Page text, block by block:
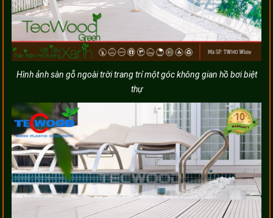
Hình ảnh sàn gỗ ngoài trời trang trí một góc không gian hồ bơi biệt
thự